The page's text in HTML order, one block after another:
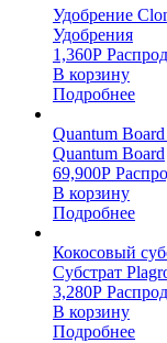
Удобрение
Удобрения
1,360Р
В корзину
Подробнее
Quantum
Quantum Board
69,900Р
В корзину
Подробнее
Кокосовый
Субстрат
3,280Р
В корзину
Подробнее